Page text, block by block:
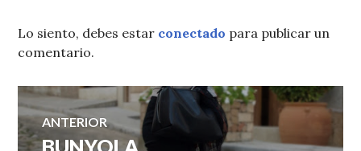
Lo siento, debes estar conectado para publicar un
comentario.
Navegación
ANTERIOR
Entrada
BUNYOLA